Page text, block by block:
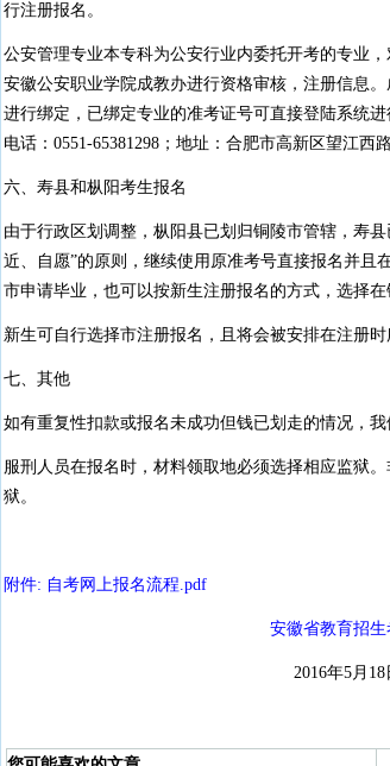
行注册报名。
公安管理专业本专科为公安行业内委托开考的专业
安徽公安职业学院成教办进行资格审核，注册信息
进行绑定，已绑定专业的准考证号可直接登陆系统
电话：0551-65381298；地址：合肥市高新区望江西路
六、寿县和枞阳考生报名
由于行政区划调整，枞阳县已划归铜陵市管辖，寿
近、自愿”的原则，继续使用原准考号直接报名并且
市申请毕业，也可以按新生注册报名的方式，选择在
新生可自行选择市注册报名，且将会被安排在注册时
七、其他
如有重复性扣款或报名未成功但钱已划走的情况，
服刑人员在报名时，材料领取地必须选择相应监狱
狱。
附件: 自考网上报名流程.pdf
安徽省教育招生
2016年5月18